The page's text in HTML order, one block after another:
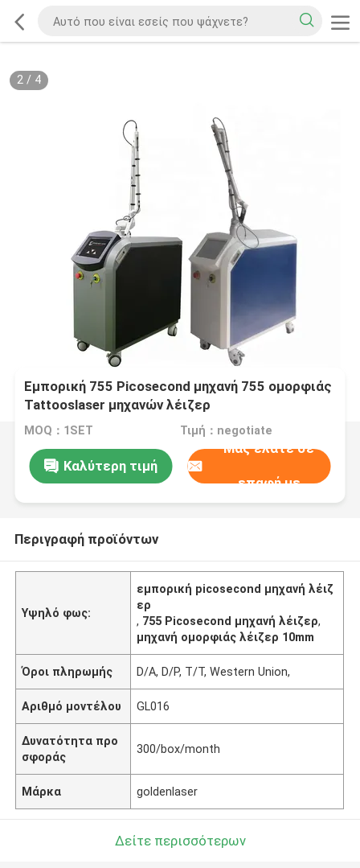
2/ 4
Εμπορική 755 Picosecond μηχανή 755 ομορφιάς
Tattooslaser μηχανών λέιζερ
MOQ：1SET Τιμή：negotiate
Καλύτερη τιμή
Μας ελάτε σε
επαφή με
Περιγραφή προϊόντων
Υψηλό φως:
εμπορική picosecond μηχανή λέιζ
ερ
, 755 Picosecond μηχανή λέιζερ,
μηχανή ομορφιάς λέιζερ 10mm
Όροι πληρωμής D/A, D/P, T/T, Western Union,
Αριθμό μοντέλου GL016
Δυνατότητα προ
σφοράς
300/box/month
Μάρκα goldenlaser
Δείτε περισσότερων